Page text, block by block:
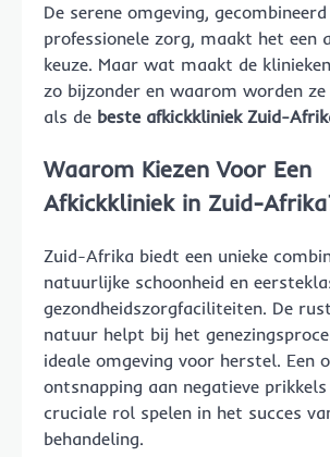
De serene omgeving,
professionele zorg, maakt het een
keuze. Maar wat maakt de
zo bijzonder en waarom worden
als de beste afkickkliniek Zuid-
Waarom Kiezen Voor Een
Afkickkliniek in Zuid-
Zuid-Afrika biedt een unieke
natuurlijke schoonheid en
gezondheidszorgfaciliteiten. De
natuur helpt bij het
ideale omgeving voor herstel. Een
ontsnapping aan negatieve prikkels
cruciale rol spelen in het succes
behandeling.